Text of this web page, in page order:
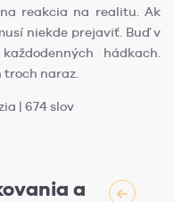
reakcia na realitu. Ak
niekde prejaviť. Buď v
hádkach.
naraz.
| 674 slov
a